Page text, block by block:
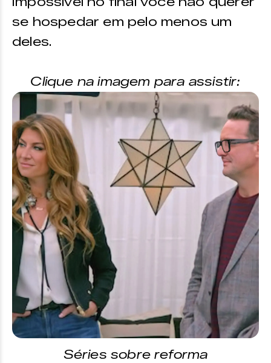
se hospedar em pelo menos um
deles.
Clique na imagem para assistir:
Séries sobre reforma